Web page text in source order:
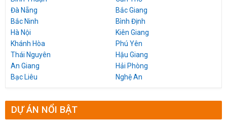
Đà Nẵng
Bắc Giang
Bắc Ninh
Bình Định
Hà Nội
Kiên Giang
Khánh Hòa
Phú Yên
Thái Nguyên
Hậu Giang
An Giang
Hải Phòng
Bạc Liêu
Nghệ An
DỰ ÁN NỔI BẬT